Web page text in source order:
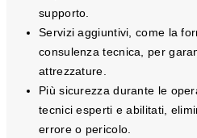
supporto.
Servizi aggiuntivi, come la
consulenza tecnica, per
attrezzature.
Più sicurezza durante le
tecnici esperti e abilitati,
errore o pericolo.